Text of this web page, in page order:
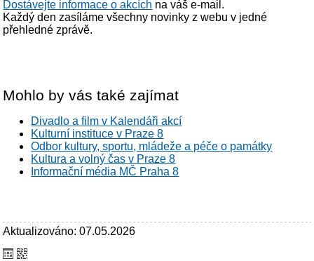
Dostávejte informace o akcích na váš e-mail.
Každý den zasíláme všechny novinky z webu v jedné
přehledné zprávě.
Mohlo by vás také zajímat
Divadlo a film v Kalendáři akcí
Kulturní instituce v Praze 8
Odbor kultury, sportu, mládeže a péče o památky
Kultura a volný čas v Praze 8
Informační média MČ Praha 8
Aktualizováno: 07.05.2026